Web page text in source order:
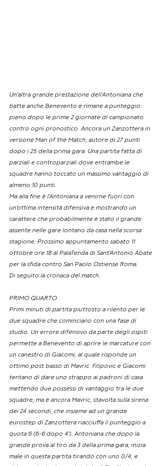
Un’altra grande prestazione dell’Antoniana che
batte anche Benevento e rimane a punteggio
pieno dopo le prime 2 giornate di campionato
contro ogni pronostico. Ancora un Zanzottera in
versione Man of the Match, autore di 27 punti
dopo i 25 della prima gara. Una partita fatta di
parziali e controparziali dove entrambe le
squadre hanno toccato un massimo vantaggio di
almeno 10 punti.
Ma alla fine è l’Antoniana a venirne fuori con
un’ottima intensità difensiva e mostrando un
carattere che probabilmente è stato il grande
assente nelle gare lontano da casa nella scorsa
stagione. Prossimo appuntamento sabato 11
ottobre ore 18 al PalaTenda di Sant’Antonio Abate
per la sfida contro San Paolo Ostiense Roma.
Di seguito la cronaca del match.
PRIMO QUARTO
Primi minuti di partita piuttosto a rilento per le
due squadre che cominciano con una fase di
studio. Un errore difensivo da parte degli ospiti
permette a Benevento di aprire le marcature con
un canestro di Giacomi, al quale risponde un
ottimo post basso di Mavric. Filipovic e Giacomi
tentano di dare uno strappo ai padroni di casa
mettendo due possessi di vantaggio tra le due
squadre, ma è ancora Mavric, stavolta sulla sirena
dei 24 secondi, che insieme ad un grande
eurostep di Zanzottera riacciuffa il punteggio a
quota 6 (6-6 dopo 4’). Antoniana che dopo la
grande prova al tiro da 3 della prima gara, inizia
male in questa partita tirando con uno 0/4, e